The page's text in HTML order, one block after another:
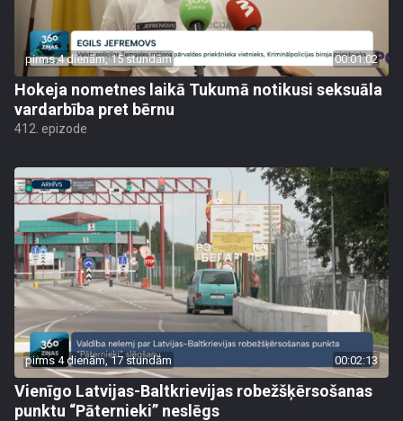
pirms 4 dienām, 15 stundām 00:01:02
Hokeja nometnes laikā Tukumā notikusi seksuāla
vardarbība pret bērnu
412. epizode
pirms 4 dienām, 17 stundām 00:02:13
Vienīgo Latvijas-Baltkrievijas robežšķērsošanas
punktu “Pāternieki” neslēgs